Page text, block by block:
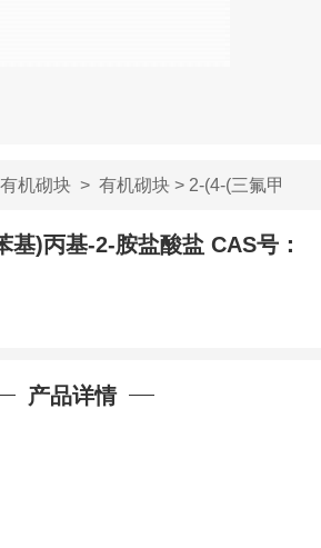
有机砌块> 有机砌块> 2-(4-(三氟甲
基)丙基-2-胺盐酸盐 CAS号：
产品详情